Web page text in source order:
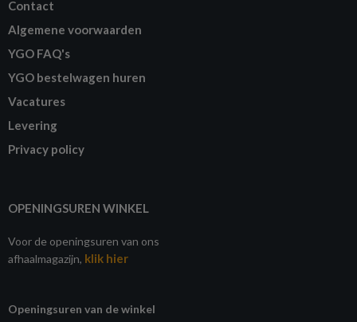
Contact
Algemene voorwaarden
YGO FAQ's
YGO bestelwagen huren
Vacatures
Levering
Privacy policy
OPENINGSUREN WINKEL
Voor de openingsuren van ons
afhaalmagazijn, klik hier
Openingsuren van de winkel